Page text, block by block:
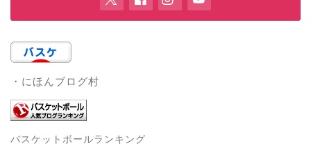
・にほんブログ村
バスケットボールランキング